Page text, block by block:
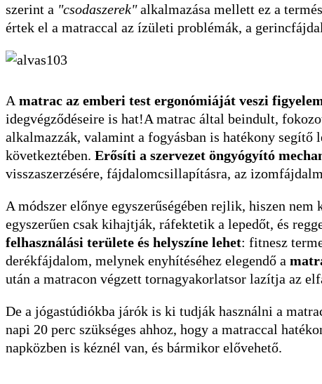
szerint a "csodaszerek"alkalmazása mellett ez a
értek el a matraccal az ízületi problémák, a
A matrac az emberi test ergonómiáját veszi
idegvégződéseire is hat!A matrac által beindult,
alkalmazzák, valamint a fogyásban is hatékony segítő
következtében. Erősíti a szervezet öngyógyító
visszaszerzésére, fájdalomcsillapításra, az
A módszer előnye egyszerűségében rejlik, hiszen
egyszerűen csak kihajtják, ráfektetik a lepedőt, és
felhasználási területe és helyszíne lehet: fitnesz
derékfájdalom, melynek enyhítéséhez elegendő a
után a matracon végzett tornagyakorlatsor lazítja az
De a jógastúdiókba járók is ki tudják használni a
napi 20 perc szükséges ahhoz, hogy a matraccal
napközben is kéznél van, és bármikor elővehető.